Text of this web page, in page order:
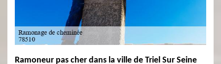
Ramoneur pas cher dans la ville de Triel Sur Seine